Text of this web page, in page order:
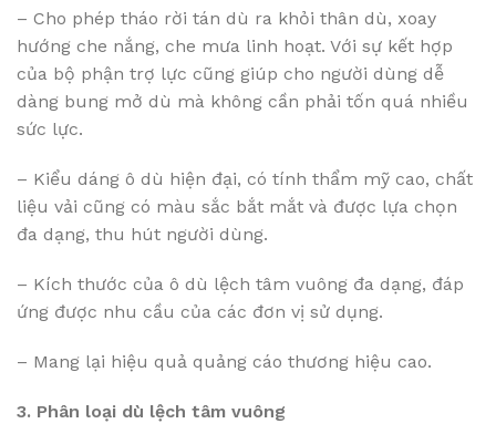
– Cho phép tháo rời tán dù ra khỏi thân dù, xoay
hướng che nắng, che mưa linh hoạt. Với sự kết hợp
của bộ phận trợ lực cũng giúp cho người dùng dễ
dàng bung mở dù mà không cần phải tốn quá nhiều
sức lực.
– Kiểu dáng ô dù hiện đại, có tính thẩm mỹ cao, chất
liệu vải cũng có màu sắc bắt mắt và được lựa chọn
đa dạng, thu hút người dùng.
– Kích thước của ô dù lệch tâm vuông đa dạng, đáp
ứng được nhu cầu của các đơn vị sử dụng.
– Mang lại hiệu quả quảng cáo thương hiệu cao.
3. Phân loại dù lệch tâm vuông